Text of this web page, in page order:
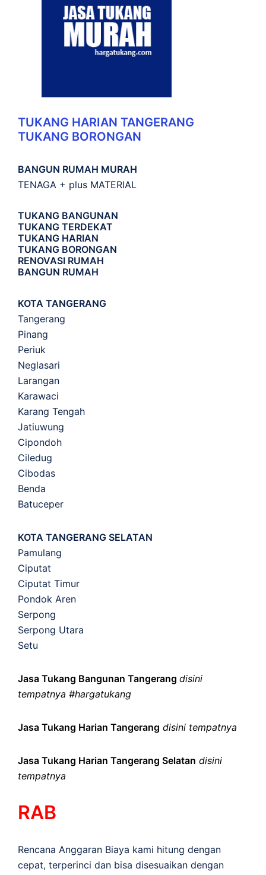
TUKANG HARIAN TANGERANG
TUKANG BORONGAN
BANGUN RUMAH MURAH
TENAGA + plus MATERIAL
TUKANG BANGUNAN
TUKANG TERDEKAT
TUKANG HARIAN
TUKANG BORONGAN
RENOVASI RUMAH
BANGUN RUMAH
KOTA TANGERANG
Tangerang
Pinang
Periuk
Neglasari
Larangan
Karawaci
Karang Tengah
Jatiuwung
Cipondoh
Ciledug
Cibodas
Benda
Batuceper
KOTA TANGERANG SELATAN
Pamulang
Ciputat
Ciputat Timur
Pondok Aren
Serpong
Serpong Utara
Setu
Jasa Tukang Bangunan Tangerang disini
tempatnya #hargatukang
Jasa Tukang Harian Tangerang disini tempatnya
Jasa Tukang Harian Tangerang Selatan disini
tempatnya
RAB
Rencana Anggaran Biaya kami hitung dengan
cepat, terperinci dan bisa disesuaikan dengan